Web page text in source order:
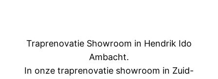
Traprenovatie Showroom in Hendrik Ido
Ambacht.
In onze traprenovatie showroom in Zuid-